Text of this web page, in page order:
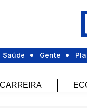
Saúde Gente
CARREIRA